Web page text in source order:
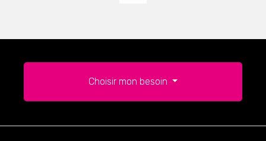
Choisir mon besoin